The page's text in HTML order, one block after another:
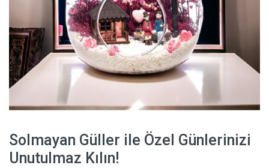
Solmayan Güller ile Özel Günlerinizi
Unutulmaz Kılın!